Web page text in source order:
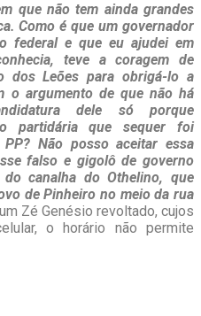
que não tem ainda grandes
Como é que um governador
federal e que eu ajudei em
teve a coragem de
dos Leões para obrigá-lo a
o argumento de que não há
dele só porque
partidária que sequer foi
Não posso aceitar essa
falso e gigolô de governo
canalha do Othelino, que
de Pinheiro no meio da rua
Zé Genésio revoltado, cujos
o horário não permite